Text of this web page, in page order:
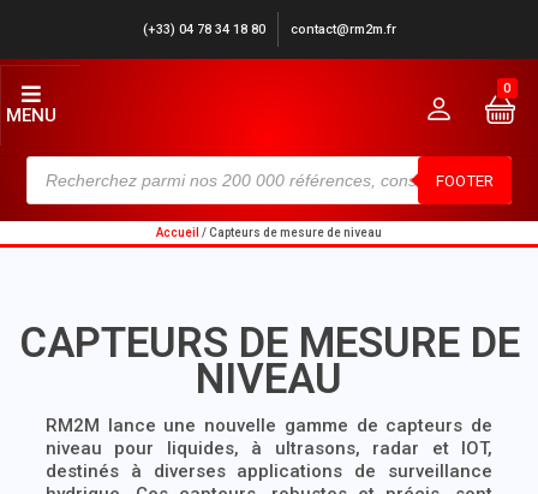
(+33) 04 78 34 18 80 contact@rm2m.fr
FOOTER
0
MENU
Accueil / Capteurs de mesure de niveau
CAPTEURS DE MESURE DE
NIVEAU
RM2M lance une nouvelle gamme de capteurs de
niveau pour liquides, à ultrasons, radar et IOT,
destinés à diverses applications de surveillance